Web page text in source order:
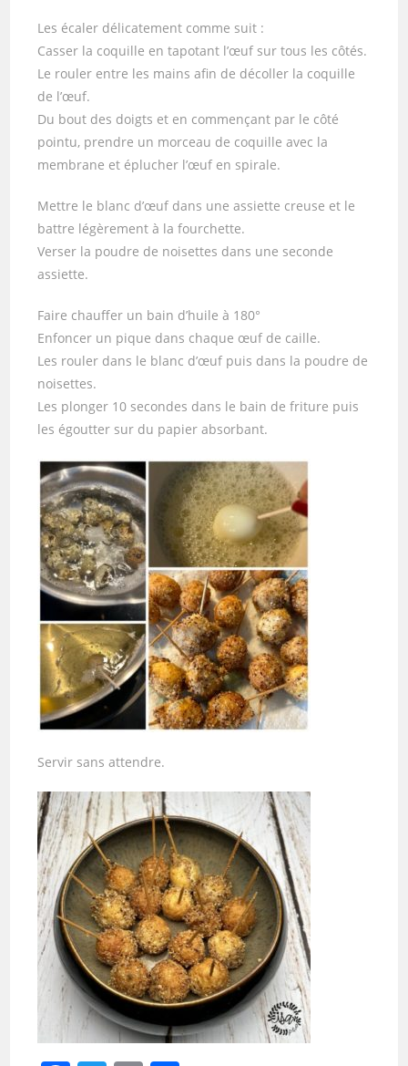
Les écaler délicatement comme suit :
Casser la coquille en tapotant l’œuf sur tous les côtés.
Le rouler entre les mains afin de décoller la coquille
de l’œuf.
Du bout des doigts et en commençant par le côté
pointu, prendre un morceau de coquille avec la
membrane et éplucher l’œuf en spirale.
Mettre le blanc d’œuf dans une assiette creuse et le
battre légèrement à la fourchette.
Verser la poudre de noisettes dans une seconde
assiette.
Faire chauffer un bain d’huile à 180°
Enfoncer un pique dans chaque œuf de caille.
Les rouler dans le blanc d’œuf puis dans la poudre de
noisettes.
Les plonger 10 secondes dans le bain de friture puis
les égoutter sur du papier absorbant.
Servir sans attendre.